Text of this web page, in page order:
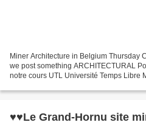
Miner Architecture in Belgium Thursday
we post something ARCHITECTURAL
notre cours UTL Université Temps Libre
♥♥Le Grand-Hornu site minier région de Mons